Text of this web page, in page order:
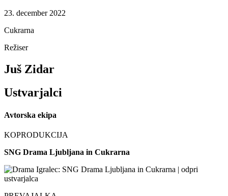
23. december 2022
Cukrarna
Režiser
Juš Zidar
Ustvarjalci
Avtorska ekipa
KOPRODUKCIJA
SNG Drama Ljubljana in Cukrarna